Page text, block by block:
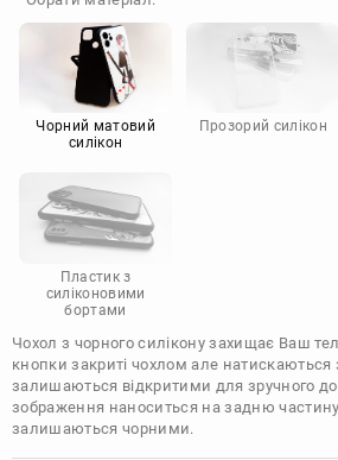
Doogee
Infinix
Sony
Motorola
Чорний матовий
силікон
Прозорий силікон
Пластик з
силіконовими
бортами
Чохол з чорного силікону захищає Ваш
кнопки закриті чохлом але натискаються
залишаються відкритими для зручного
зображення наноситься на задню
залишаються чорними.